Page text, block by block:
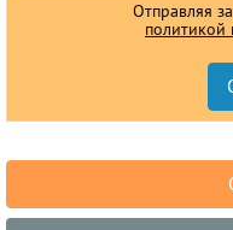
Отправляя
политикой